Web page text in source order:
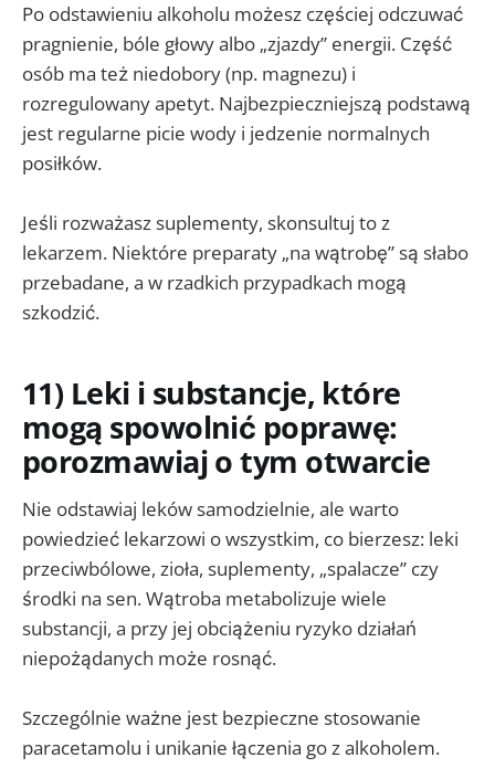
Po odstawieniu alkoholu możesz częściej odczuwać
pragnienie, bóle głowy albo „zjazdy” energii. Część
osób ma też niedobory (np. magnezu) i
rozregulowany apetyt. Najbezpieczniejszą podstawą
jest regularne picie wody i jedzenie normalnych
posiłków.
Jeśli rozważasz suplementy, skonsultuj to z
lekarzem. Niektóre preparaty „na wątrobę” są słabo
przebadane, a w rzadkich przypadkach mogą
szkodzić.
11) Leki i substancje, które
mogą spowolnić poprawę:
porozmawiaj o tym otwarcie
Nie odstawiaj leków samodzielnie, ale warto
powiedzieć lekarzowi o wszystkim, co bierzesz: leki
przeciwbólowe, zioła, suplementy, „spalacze” czy
środki na sen. Wątroba metabolizuje wiele
substancji, a przy jej obciążeniu ryzyko działań
niepożądanych może rosnąć.
Szczególnie ważne jest bezpieczne stosowanie
paracetamolu i unikanie łączenia go z alkoholem.